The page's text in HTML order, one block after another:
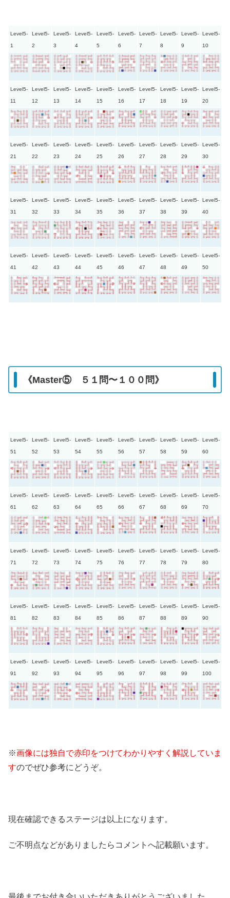
Level5-
1
Level5-
2
Level5-
3
Level5-
4
Level5-
5
Level5-
6
Level5-
7
Level5-
8
Level5-
9
Level5-
10
Level5-
11
Level5-
12
Level5-
13
Level5-
14
Level5-
15
Level5-
16
Level5-
17
Level5-
18
Level5-
19
Level5-
20
Level5-
21
Level5-
22
Level5-
23
Level5-
24
Level5-
25
Level5-
26
Level5-
27
Level5-
28
Level5-
29
Level5-
30
Level5-
31
Level5-
32
Level5-
33
Level5-
34
Level5-
35
Level5-
36
Level5-
37
Level5-
38
Level5-
39
Level5-
40
Level5-
41
Level5-
42
Level5-
43
Level5-
44
Level5-
45
Level5-
46
Level5-
47
Level5-
48
Level5-
49
Level5-
50
《Master⑤ ５１問〜１００問》
Level5-
51
Level5-
52
Level5-
53
Level5-
54
Level5-
55
Level5-
56
Level5-
57
Level5-
58
Level5-
59
Level5-
60
Level5-
61
Level5-
62
Level5-
63
Level5-
64
Level5-
65
Level5-
66
Level5-
67
Level5-
68
Level5-
69
Level5-
70
Level5-
71
Level5-
72
Level5-
73
Level5-
74
Level5-
75
Level5-
76
Level5-
77
Level5-
78
Level5-
79
Level5-
80
Level5-
81
Level5-
82
Level5-
83
Level5-
84
Level5-
85
Level5-
86
Level5-
87
Level5-
88
Level5-
89
Level5-
90
Level5-
91
Level5-
92
Level5-
93
Level5-
94
Level5-
95
Level5-
96
Level5-
97
Level5-
98
Level5-
99
Level5-
100
※画像には独自で赤印をつけてわかりやすく解説していま
すのでぜひ参考にどうぞ。
現在確認できるステージは以上になります。
ご不明点などがありましたらコメントへ記載願います。